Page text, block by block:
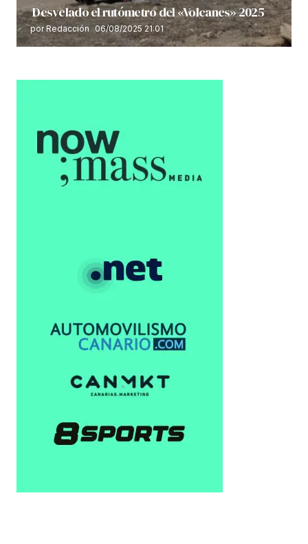
Desvelado el rutómetro del «Volcanes» 2025
por Redacción 06/08/2025 21:01